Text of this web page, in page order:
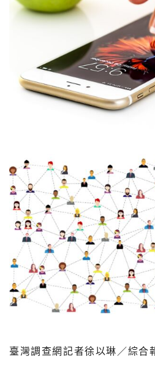
臺灣調查網記者徐以琳／綜合